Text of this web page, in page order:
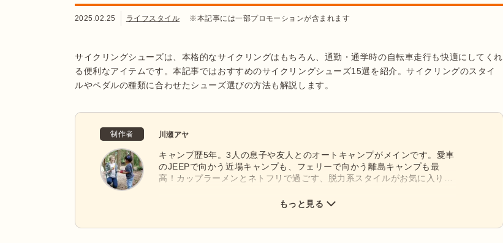
2025.02.25 ライフスタイル ※本記事には一部プロモーションが含まれます
サイクリングシューズは、本格的なサイクリングはもちろん、通勤・通学時の自転車走行も快適にしてくれ
る便利なアイテムです。本記事ではおすすめのサイクリングシューズ15選を紹介。サイクリングのスタイ
ルやペダルの種類に合わせたシューズ選びの方法も解説します。
制作者 川瀬アヤ
キャンプ歴5年。3人の息子や友人とのオートキャンプがメインです。愛車
のJEEPで向かう近場キャンプも、フェリーで向かう離島キャンプも最
高！カップラーメンとネトフリで過ごす、脱力系スタイルがお気に入りで
長く使うほど味が出る、武骨で丈夫なギアが大好き。ビンテージも気にな
もっと見る